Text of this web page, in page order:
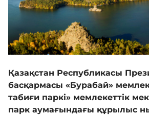
Спорттық балық аулау онлайн
Галерея
Көрнекті жерлер
Қазақстан Республикасы
басқармасы «Бурабай»
табиғи паркі» мемлекеттік
парк аумағындағы құрылыс